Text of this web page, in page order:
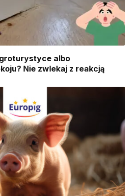
albo
Nie zwlekaj z reakcją